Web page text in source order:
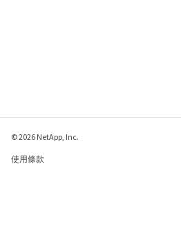
© 2026 NetApp, Inc.
使用條款